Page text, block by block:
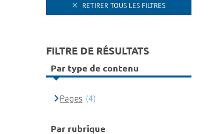
RETIRER TOUS LES FILTRES
FILTRE DE RÉSULTATS
Par type de contenu
Pages (4)
Par rubrique